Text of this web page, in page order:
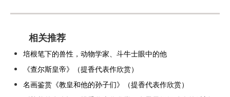
相关推荐
培根笔下的兽性，动物学家、斗牛士眼中的他
《查尔斯皇帝》（提香代表作欣赏）
名画鉴赏《教皇和他的孙子们》（提香代表作欣赏）